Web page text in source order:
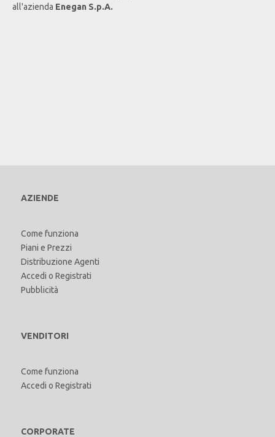
all'azienda Enegan S.p.A.
AZIENDE
Come funziona
Piani e Prezzi
Distribuzione Agenti
Accedi o Registrati
Pubblicità
VENDITORI
Come funziona
Accedi o Registrati
CORPORATE